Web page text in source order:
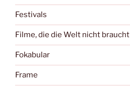
Festivals
Filme, die die Welt nicht braucht
Fokabular
Frame